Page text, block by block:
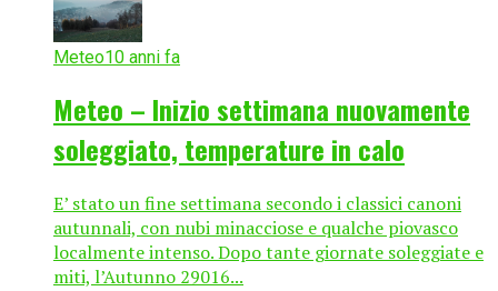
Meteo10 anni fa
Meteo – Inizio settimana nuovamente
soleggiato, temperature in calo
E’ stato un fine settimana secondo i classici canoni
autunnali, con nubi minacciose e qualche piovasco
localmente intenso. Dopo tante giornate soleggiate e
miti, l’Autunno 29016...